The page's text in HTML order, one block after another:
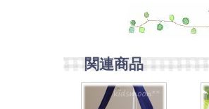
関連商品